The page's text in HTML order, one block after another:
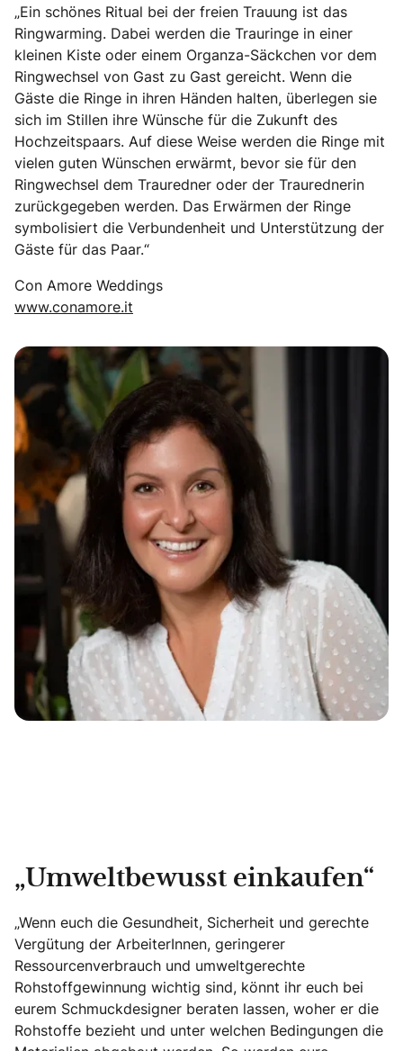
„Ein schönes Ritual bei der freien Trauung ist das
Ringwarming. Dabei werden die Trauringe in einer
kleinen Kiste oder einem Organza-Säckchen vor dem
Ringwechsel von Gast zu Gast gereicht. Wenn die
Gäste die Ringe in ihren Händen halten, überlegen sie
sich im Stillen ihre Wünsche für die Zukunft des
Hochzeitspaars. Auf diese Weise werden die Ringe mit
vielen guten Wünschen erwärmt, bevor sie für den
Ringwechsel dem Trauredner oder der Traurednerin
zurückgegeben werden. Das Erwärmen der Ringe
symbolisiert die Verbundenheit und Unterstützung der
Gäste für das Paar.“
Con Amore Weddings
www.conamore.it
„Umweltbewusst einkaufen“
„Wenn euch die Gesundheit, Sicherheit und gerechte
Vergütung der ArbeiterInnen, geringerer
Ressourcenverbrauch und umweltgerechte
Rohstoffgewinnung wichtig sind, könnt ihr euch bei
eurem Schmuckdesigner beraten lassen, woher er die
Rohstoffe bezieht und unter welchen Bedingungen die